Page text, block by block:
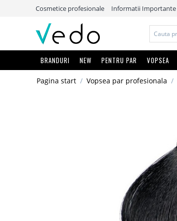
Cosmetice profesionale Informatii Importante
BRANDURI NEW PENTRU PAR VOPSEA
Pagina start / Vopsea par profesionala /